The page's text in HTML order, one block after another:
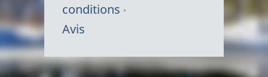
conditions
Avis
Symbole
du